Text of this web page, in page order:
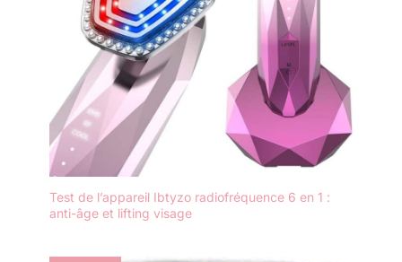
Test de l’appareil Ibtyzo radiofréquence 6 en 1 :
anti-âge et lifting visage